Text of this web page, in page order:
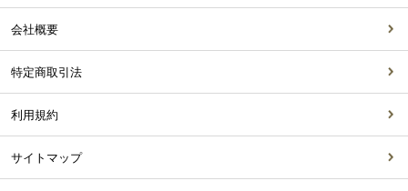
会社概要
特定商取引法
利用規約
サイトマップ